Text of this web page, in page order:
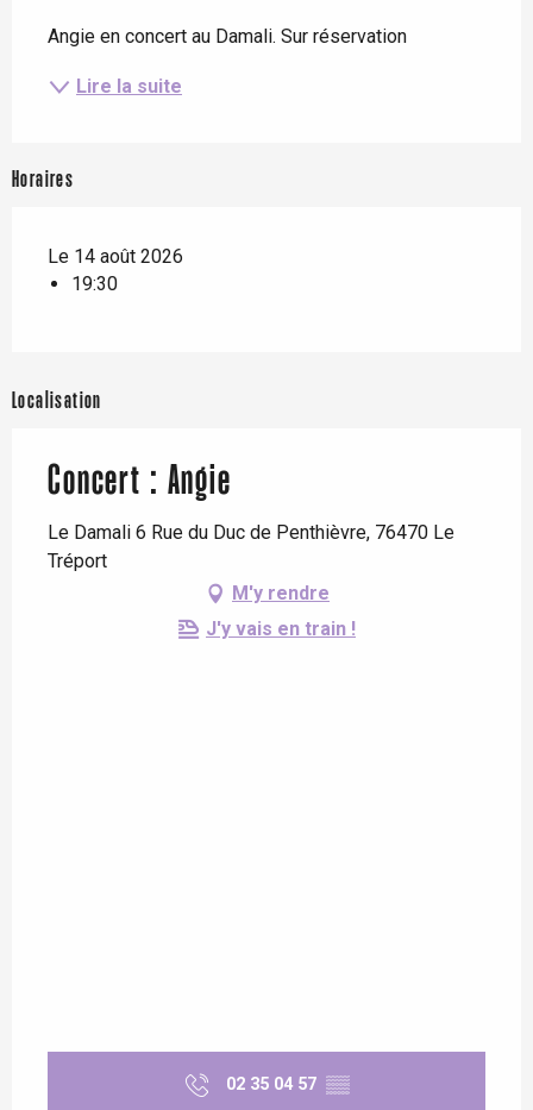
Angie en concert au Damali. Sur réservation
Lire la suite
Horaires
Le 14 août 2026
19:30
Localisation
Concert : Angie
Le Damali 6 Rue du Duc de Penthièvre, 76470 Le
Tréport
M'y rendre
J'y vais en train !
02 35 04 57 ▒▒